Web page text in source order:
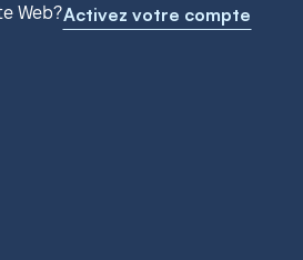
Web?Activez votre compte